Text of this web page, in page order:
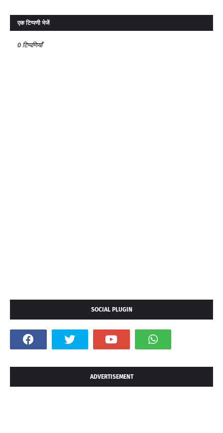
एक टिप्पणी भेजें
0 टिप्पणियाँ
SOCIAL PLUGIN
ADVERTISEMENT